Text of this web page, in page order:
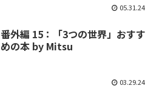
05.31.24
番外編 15：「3つの世界」おすす
めの本 by Mitsu
03.29.24